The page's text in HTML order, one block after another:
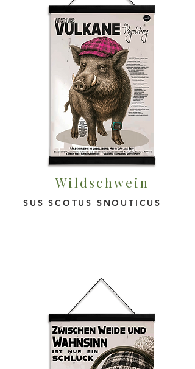
Wildschwein
SUS SCOTUS SNOUTICUS